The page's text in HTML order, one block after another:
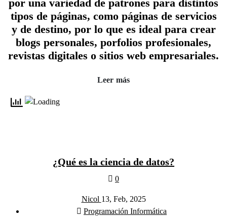
por una variedad de patrones para distintos
tipos de páginas, como páginas de servicios
y de destino, por lo que es ideal para crear
blogs personales, porfolios profesionales,
revistas digitales o sitios web empresariales.
Leer más
¿Qué es la ciencia de datos?
0
Nicol 13, Feb, 2025
Programación Informática